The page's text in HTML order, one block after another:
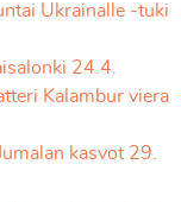
Ukrainalle -tuki
24.4.
Kalambur viera
kasvot 29.